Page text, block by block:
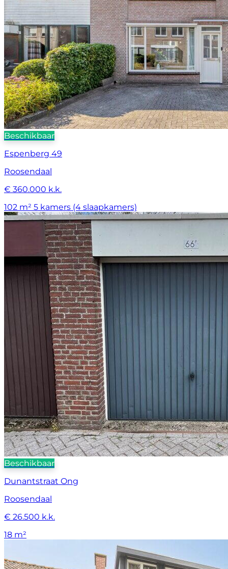
Beschikbaar
Espenberg 49
Roosendaal
€ 360.000 k.k.
102 m² 5 kamers (4 slaapkamers)
Beschikbaar
Dunantstraat Ong
Roosendaal
€ 26.500 k.k.
18 m²